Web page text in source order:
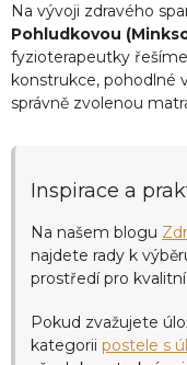
Na vývoji zdravého
Pohludkovou
fyzioterapeutky
konstrukce, pohodlné
správně zvolenou
Inspirace a
Na našem blogu
najdete rady k
prostředí pro
Pokud zvažujete
kategorii postele s